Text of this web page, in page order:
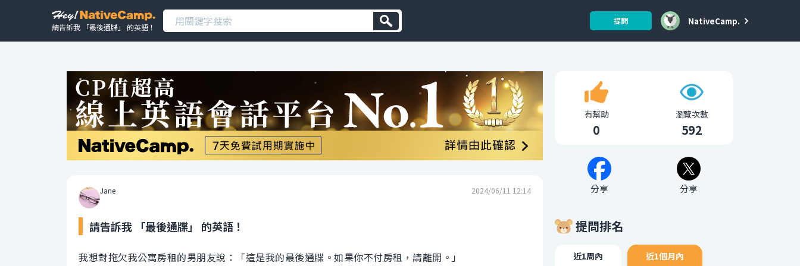
請告訴我 「最後通牒」 的英語！
提問 NativeCamp.
Jane 2024/06/11 12:14
請告訴我 「最後通牒」 的英語！
我想對拖欠我公寓房租的男朋友說：「這是我的最後通牒。如果你不付房租，請離開。」
有幫助
0
瀏覽次數
592
分享 分享
提問排名
近1周內 近1個月內